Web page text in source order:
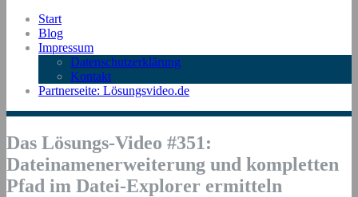
Start
Blog
Impressum
Datenschutzerklärung
Kontakt
Partnerseite: Lösungsvideo.de
Das Lösungs-Video #351:
Dateinamenerweiterung und kompletten
Pfad im Datei-Explorer ermitteln